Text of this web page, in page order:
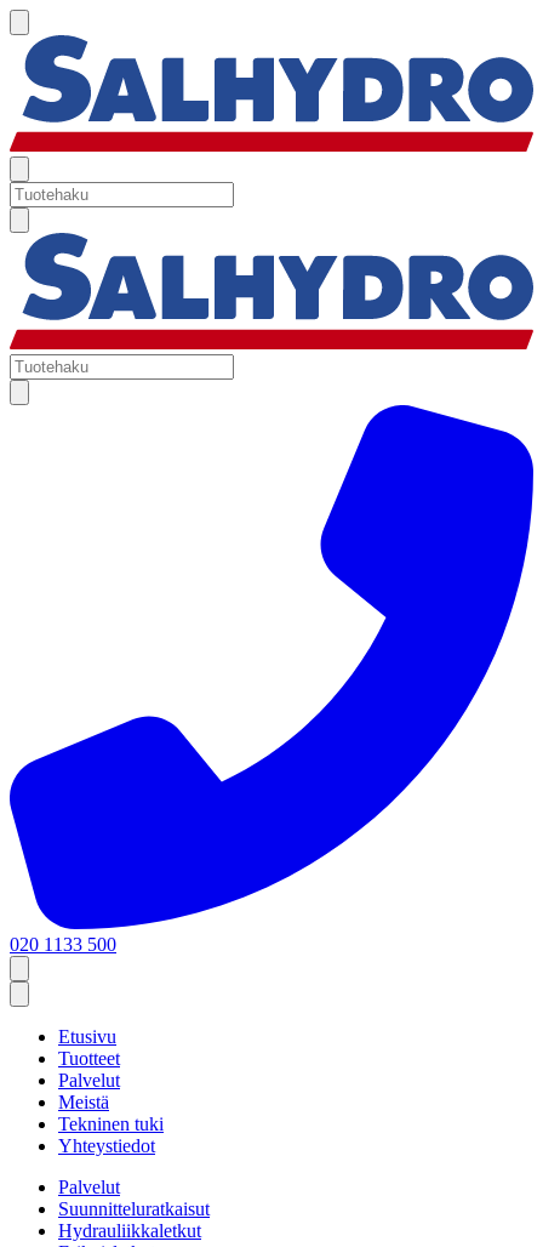
020 1133 500
Etusivu
Tuotteet
Palvelut
Meistä
Tekninen tuki
Yhteystiedot
Palvelut
Suunnitteluratkaisut
Hydrauliikkaletkut